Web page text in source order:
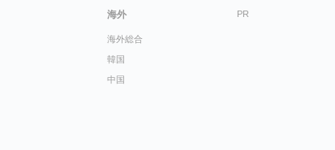
海外
海外総合
韓国
中国
PR